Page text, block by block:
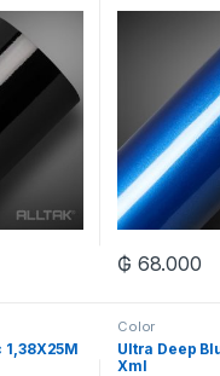
₲ 68.000
Color
Ultra Deep
Xml